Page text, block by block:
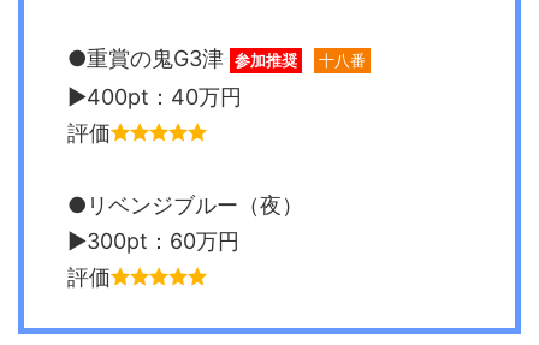
●重賞の鬼G3津 参加推奨 十八番
▶︎400pt：40万円
評価
●リベンジブルー（夜）
▶︎300pt：60万円
評価